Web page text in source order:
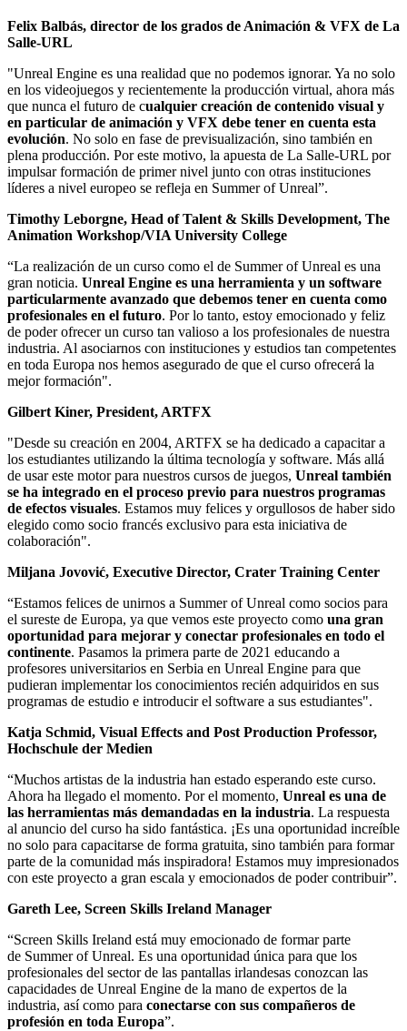
Felix Balbás, director de los grados de Animación & VFX de La
Salle-URL
"Unreal Engine es una realidad que no podemos ignorar. Ya no solo
en los videojuegos y recientemente la producción virtual, ahora más
que nunca el futuro de cualquier creación de contenido visual y
en particular de animación y VFX debe tener en cuenta esta
evolución. No solo en fase de previsualización, sino también en
plena producción. Por este motivo, la apuesta de La Salle-URL por
impulsar formación de primer nivel junto con otras instituciones
líderes a nivel europeo se refleja en Summer of Unreal”.
Timothy Leborgne, Head of Talent & Skills Development, The
Animation Workshop/VIA University College
“La realización de un curso como el de Summer of Unreal es una
gran noticia. Unreal Engine es una herramienta y un software
particularmente avanzado que debemos tener en cuenta como
profesionales en el futuro. Por lo tanto, estoy emocionado y feliz
de poder ofrecer un curso tan valioso a los profesionales de nuestra
industria. Al asociarnos con instituciones y estudios tan competentes
en toda Europa nos hemos asegurado de que el curso ofrecerá la
mejor formación".
Gilbert Kiner, President, ARTFX
"Desde su creación en 2004, ARTFX se ha dedicado a capacitar a
los estudiantes utilizando la última tecnología y software. Más allá
de usar este motor para nuestros cursos de juegos, Unreal también
se ha integrado en el proceso previo para nuestros programas
de efectos visuales. Estamos muy felices y orgullosos de haber sido
elegido como socio francés exclusivo para esta iniciativa de
colaboración".
Miljana Jovović, Executive Director, Crater Training Center
“Estamos felices de unirnos a Summer of Unreal como socios para
el sureste de Europa, ya que vemos este proyecto como una gran
oportunidad para mejorar y conectar profesionales en todo el
continente. Pasamos la primera parte de 2021 educando a
profesores universitarios en Serbia en Unreal Engine para que
pudieran implementar los conocimientos recién adquiridos en sus
programas de estudio e introducir el software a sus estudiantes".
Katja Schmid, Visual Effects and Post Production Professor,
Hochschule der Medien
“Muchos artistas de la industria han estado esperando este curso.
Ahora ha llegado el momento. Por el momento, Unreal es una de
las herramientas más demandadas en la industria. La respuesta
al anuncio del curso ha sido fantástica. ¡Es una oportunidad increíble
no solo para capacitarse de forma gratuita, sino también para formar
parte de la comunidad más inspiradora! Estamos muy impresionados
con este proyecto a gran escala y emocionados de poder contribuir”.
Gareth Lee, Screen Skills Ireland Manager
“Screen Skills Ireland está muy emocionado de formar parte
de Summer of Unreal. Es una oportunidad única para que los
profesionales del sector de las pantallas irlandesas conozcan las
capacidades de Unreal Engine de la mano de expertos de la
industria, así como para conectarse con sus compañeros de
profesión en toda Europa”.